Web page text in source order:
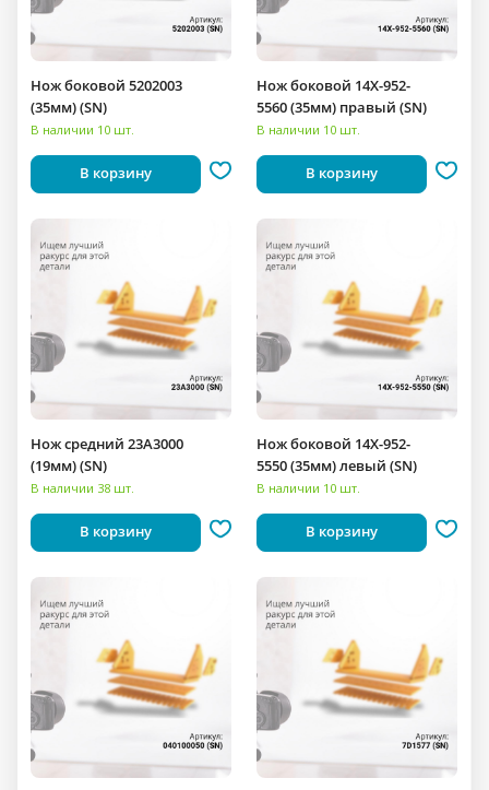
Нож боковой 5202003
(35мм) (SN)
В наличии 10 шт.
В корзину
Нож боковой 14X-952-
5560 (35мм) правый (SN)
В наличии 10 шт.
В корзину
Нож средний 23A3000
(19мм) (SN)
В наличии 38 шт.
В корзину
Нож боковой 14X-952-
5550 (35мм) левый (SN)
В наличии 10 шт.
В корзину